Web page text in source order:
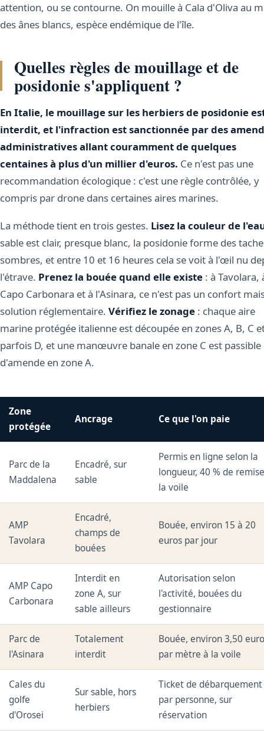
attention, ou se contourne. On mouille à Cala d'Oliva au
des ânes blancs, espèce endémique de l'île.
Quelles règles de mouillage et de
posidonie s'appliquent ?
En Italie, le mouillage sur les herbiers de posidonie
interdit, et l'infraction est sanctionnée par des
administratives allant couramment de quelques
centaines à plus d'un millier d'euros. Ce n'est pas une
recommandation écologique : c'est une règle contrôlée, y
compris par drone dans certaines aires marines.
La méthode tient en trois gestes. Lisez la couleur de
sable est clair, presque blanc, la posidonie forme des
sombres, et entre 10 et 16 heures cela se voit à l'œil nu
l'étrave. Prenez la bouée quand elle existe : à Tavolara,
Capo Carbonara et à l'Asinara, ce n'est pas un confort
solution réglementaire. Vérifiez le zonage : chaque aire
marine protégée italienne est découpée en zones A, B, C
parfois D, et une manœuvre banale en zone C est passible
d'amende en zone A.
Zone
protégée
Ancrage Ce que l'on paie
Parc de la
Maddalena
Encadré, sur
sable
Permis en ligne selon la
longueur, 40 % de
la voile
AMP
Tavolara
Encadré,
champs de
bouées
Bouée, environ 15 à 20
euros par jour
AMP Capo
Carbonara
Interdit en
zone A, sur
sable ailleurs
Autorisation selon
l'activité, bouées du
gestionnaire
Parc de
l'Asinara
Totalement
interdit
Bouée, environ 3,50
par mètre à la voile
Cales du
golfe
d'Orosei
Sur sable, hors
herbiers
Ticket de débarquement
par personne, sur
réservation